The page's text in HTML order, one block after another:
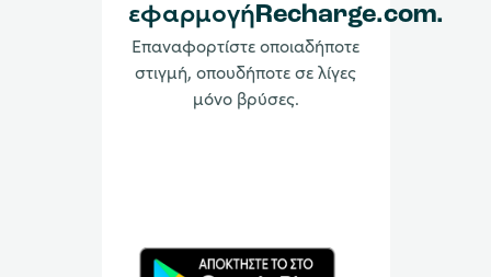
εφαρμογήRecharge.com.
Επαναφορτίστε οποιαδήποτε
στιγμή, οπουδήποτε σε λίγες
μόνο βρύσες.